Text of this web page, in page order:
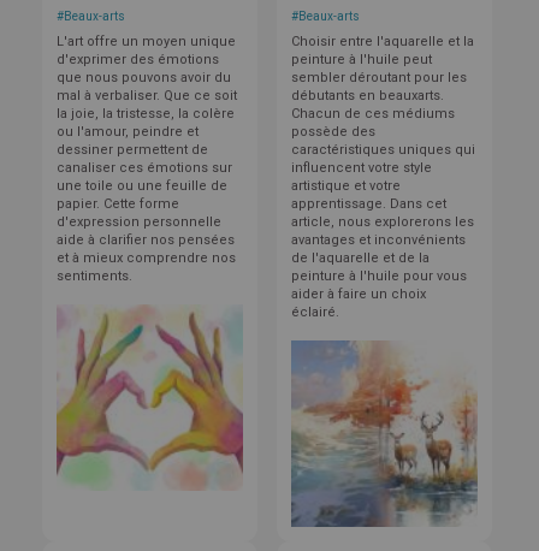
#Beaux-arts
L'art offre un moyen unique
d'exprimer des émotions
que nous pouvons avoir du
mal à verbaliser. Que ce soit
la joie, la tristesse, la colère
ou l'amour, peindre et
dessiner permettent de
canaliser ces émotions sur
une toile ou une feuille de
papier. Cette forme
d'expression personnelle
aide à clarifier nos pensées
et à mieux comprendre nos
sentiments.
#Beaux-arts
Choisir entre l'aquarelle et la
peinture à l'huile peut
sembler déroutant pour les
débutants en beauxarts.
Chacun de ces médiums
possède des
caractéristiques uniques qui
influencent votre style
artistique et votre
apprentissage. Dans cet
article, nous explorerons les
avantages et inconvénients
de l'aquarelle et de la
peinture à l'huile pour vous
aider à faire un choix
éclairé.